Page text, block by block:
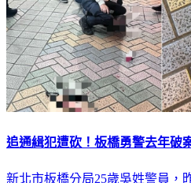
追通緝犯遭砍！板橋勇警去年
新北市板橋分局25歲吳姓警員，